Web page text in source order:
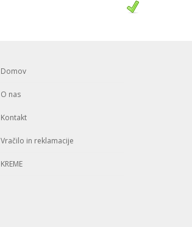
Domov
O nas
Kontakt
Vračilo in reklamacije
KREME